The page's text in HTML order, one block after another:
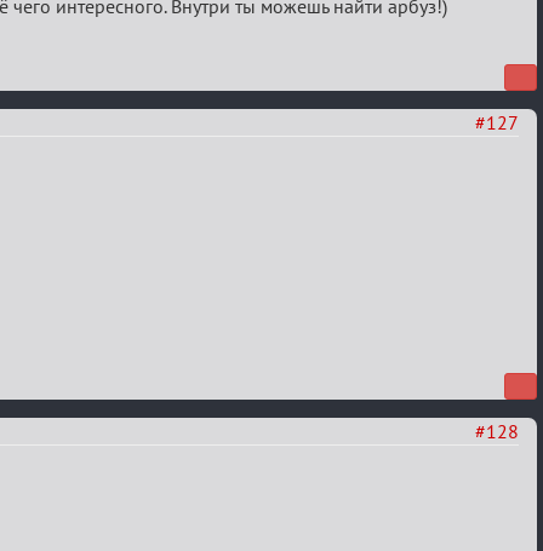
интересного. Внутри ты можешь найти арбуз!)
#127
#128